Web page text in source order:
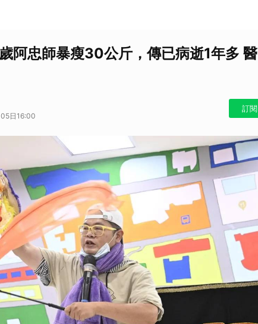
阿忠師暴瘦30公斤，傳已病逝1年多 醫
日16:00
訂閱